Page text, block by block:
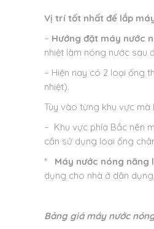
Vị trí tốt nhất để lắp
– Hướng đặt máy nước
nhiệt làm nóng nước sau
– Hiện nay có 2 loại ống
nhiệt).
Tùy vào từng khu vực mà
– Khu vực phía Bắc nên
cần sử dụng loại ống
*
Máy nước nóng
dụng cho nhà ở dân
Bảng giá máy nước